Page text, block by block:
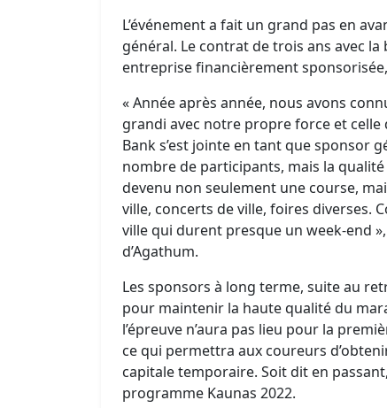
L’événement a fait un grand pas en
général. Le contrat de trois ans avec
entreprise financièrement
« Année après année, nous avons
grandi avec notre propre force et celle
Bank s’est jointe en tant que sponsor
nombre de participants, mais la qualité
devenu non seulement une course,
ville, concerts de ville, foires diverses.
ville qui durent presque un week-end
d’Agathum.
Les sponsors à long terme, suite au
pour maintenir la haute qualité du
l’épreuve n’aura pas lieu pour la
ce qui permettra aux coureurs
capitale temporaire. Soit dit en
programme Kaunas 2022.